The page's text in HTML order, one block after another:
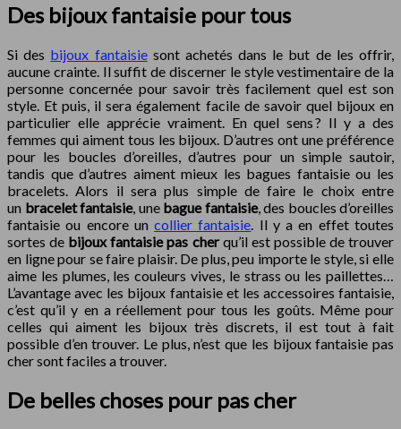
Des bijoux fantaisie pour tous
Si des bijoux fantaisiesont achetés dans le but de les offrir,
aucune crainte. Il suffit de discerner le style vestimentaire de la
personne concernée pour savoir très facilement quel est son
style. Et puis, il sera également facile de savoir quel bijoux en
particulier elle apprécie vraiment. En quel sens ? Il y a des
femmes qui aiment tous les bijoux. D’autres ont une préférence
pour les boucles d’oreilles, d’autres pour un simple sautoir,
tandis que d’autres aiment mieux les bagues fantaisie ou les
bracelets. Alors il sera plus simple de faire le choix entre
un bracelet fantaisie, une bague fantaisie, des boucles d’oreilles
fantaisie ou encore uncollier fantaisie . Il y a en effet toutes
sortes de bijoux fantaisie pas cherqu’il est possible de trouver
en ligne pour se faire plaisir. De plus, peu importe le style, si elle
aime les plumes, les couleurs vives, le strass ou les paillettes…
L’avantage avec les bijoux fantaisie et les accessoires fantaisie,
c’est qu’il y en a réellement pour tous les goûts. Même pour
celles qui aiment les bijoux très discrets, il est tout à fait
possible d’en trouver. Le plus, n’est que les bijoux fantaisie pas
cher sont faciles a trouver.
De belles choses pour pas cher